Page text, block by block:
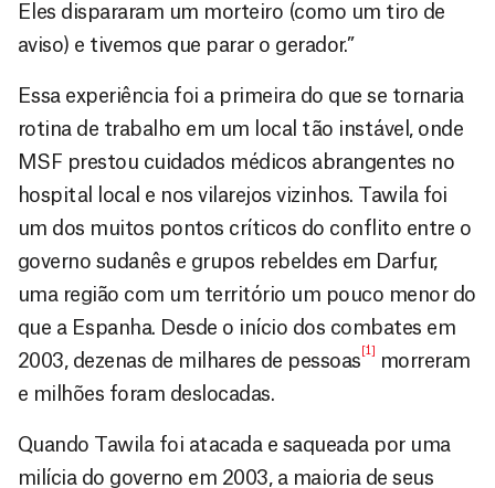
Eles dispararam um morteiro (como um tiro de
aviso) e tivemos que parar o gerador.”
Essa experiência foi a primeira do que se tornaria
rotina de trabalho em um local tão instável, onde
MSF prestou cuidados médicos abrangentes no
hospital local e nos vilarejos vizinhos. Tawila foi
um dos muitos pontos críticos do conflito entre o
governo sudanês e grupos rebeldes em Darfur,
uma região com um território um pouco menor do
que a Espanha. Desde o início dos combates em
2003, dezenas de milhares de pessoas [1]
morreram
e milhões foram deslocadas.
Quando Tawila foi atacada e saqueada por uma
milícia do governo em 2003, a maioria de seus